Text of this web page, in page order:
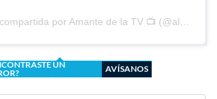
Una publicación compartida por Amante de la TV 📺 (@alguien_te_observa)
UN
AVÍSANOS